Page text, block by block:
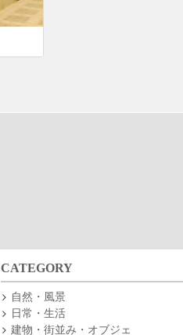
CATEGORY
自然・風景
日常・生活
建物・街並み・オブジェ